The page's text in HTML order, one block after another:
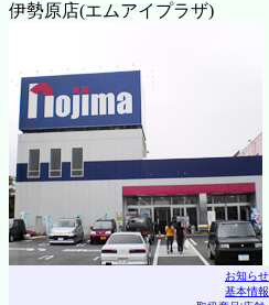
伊勢原店(エムアイプラザ)
お知らせ
基本情報